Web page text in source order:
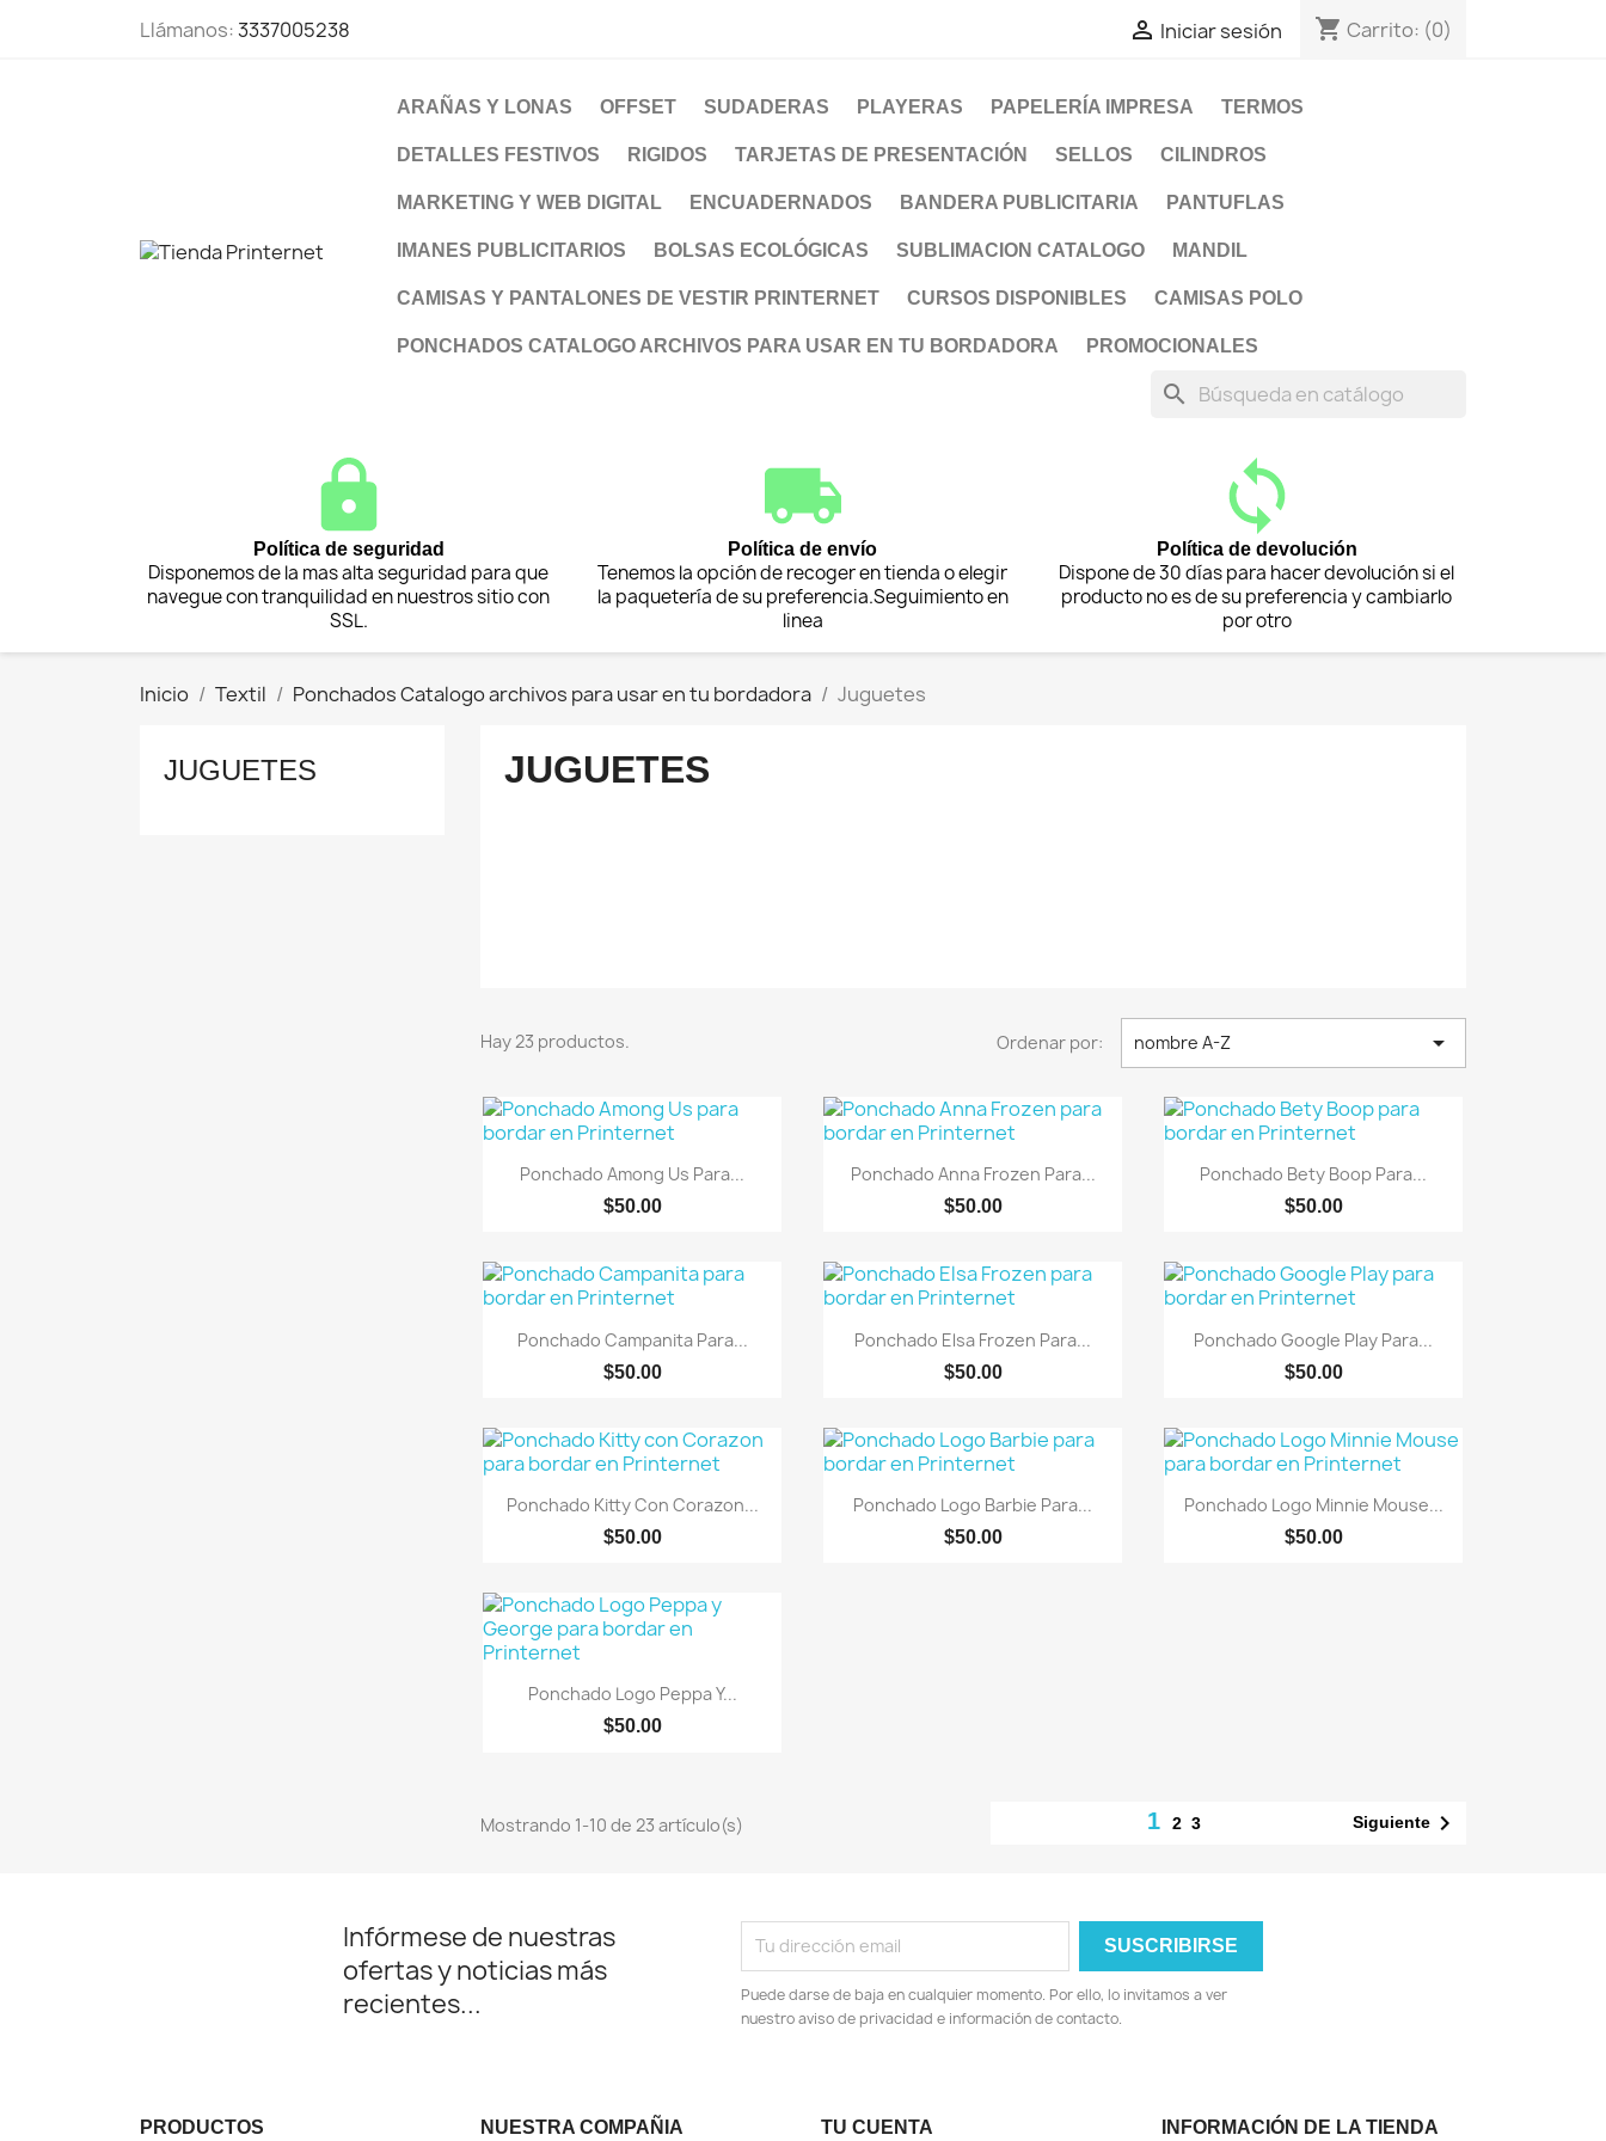
Llámanos:3337005238  Iniciar sesión shopping_cart Carrito: (0)
ARAÑAS Y LONAS OFFSET SUDADERAS PLAYERAS PAPELERÍA IMPRESA TERMOS
DETALLES FESTIVOS RIGIDOS TARJETAS DE PRESENTACIÓN SELLOS CILINDROS
MARKETING Y WEB DIGITAL ENCUADERNADOS BANDERA PUBLICITARIA PANTUFLAS
IMANES PUBLICITARIOS BOLSAS ECOLÓGICAS SUBLIMACION CATALOGO MANDIL
CAMISAS Y PANTALONES DE VESTIR PRINTERNET CURSOS DISPONIBLES CAMISAS POLO
PONCHADOS CATALOGO ARCHIVOS PARA USAR EN TU BORDADORA PROMOCIONALES
search
Política de seguridad
Disponemos de la mas alta seguridad para que
navegue con tranquilidad en nuestros sitio con
SSL.
Política de envío
Tenemos la opción de recoger en tienda o elegir
la paquetería de su preferencia.Seguimiento en
linea
Política de devolución
Dispone de 30 días para hacer devolución si el
producto no es de su preferencia y cambiarlo
por otro
Inicio Textil Ponchados Catalogo archivos para usar en tu bordadora Juguetes
JUGUETES JUGUETES
Hay 23 productos. Ordenar por: nombre A-Z 
Vista rápida
Ponchado Among Us Para...
$50.00
Vista rápida
Ponchado Anna Frozen Para...
$50.00
Vista rápida
Ponchado Bety Boop Para...
$50.00
Vista rápida
Ponchado Campanita Para...
$50.00
Vista rápida
Ponchado Elsa Frozen Para...
$50.00
Vista rápida
Ponchado Google Play Para...
$50.00
 Vista rápida
Ponchado Kitty Con Corazon...
$50.00
Vista rápida
Ponchado Logo Barbie Para...
$50.00
 Vista rápida
Ponchado Logo Minnie Mouse...
$50.00
Vista rápida
Ponchado Logo Peppa Y...
$50.00
Mostrando 1-10 de 23 artículo(s) 123 Siguiente
Infórmese de nuestras
ofertas y noticias más
recientes...
Puede darse de baja en cualquier momento. Por ello, lo invitamos a ver
nuestro aviso de privacidad e información de contacto.
PRODUCTOS NUESTRA COMPAÑIA TU CUENTA INFORMACIÓN DE LA TIENDA